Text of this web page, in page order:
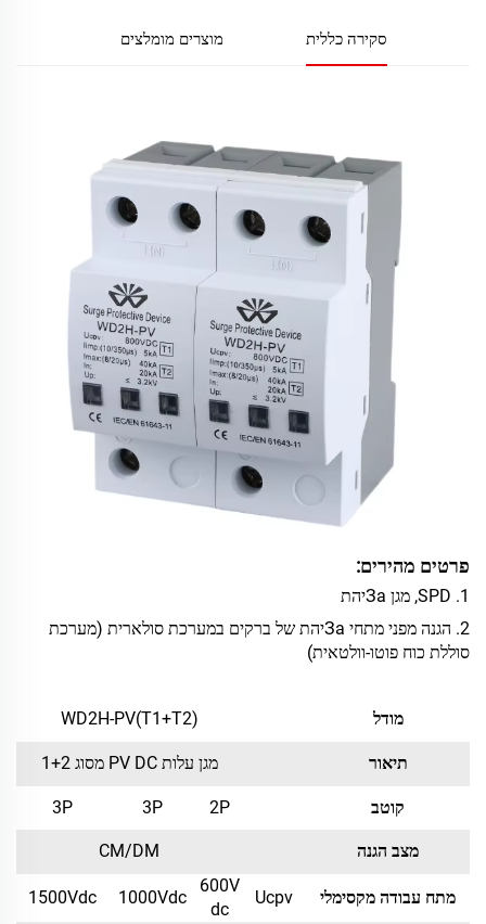
סקירה כללית מוצרים מומלצים
פרטים מהירים:
1. SPD, מגן Заיהת
2. הגנה מפני מתחי Заיהת של ברקים במערכת סולארית (מערכת
סוללת כוח פוטו-וולטאית)
מודל WD2H-PV(T1+T2)
תיאור מגן עלות PV DC מסוג 1+2
קוטב 2P
3P
3P
מצב הגנה CM/DM
מתח עבודה מקסימלי Ucpv
600V
dc
1000Vdc
1500Vdc